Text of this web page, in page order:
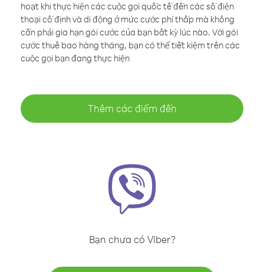
hoạt khi thực hiện các cuộc gọi quốc tế đến các số điện
thoại cố định và di động ở mức cước phí thấp mà không
cần phải gia hạn gói cước của bạn bất kỳ lúc nào. Với gói
cước thuê bao hàng tháng, bạn có thể tiết kiệm trên các
cuộc gọi bạn đang thực hiện
Thêm các điểm đến
Bạn chưa có Viber?